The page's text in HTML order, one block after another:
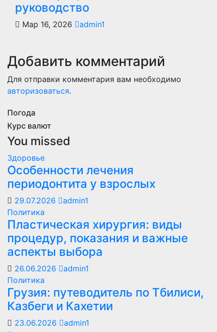
руководство
Мар 16, 2026 admin1
Добавить комментарий
Для отправки комментария вам необходимо
авторизоваться.
Погода
Курс валют
You missed
Здоровье
Особенности лечения
периодонтита у взрослых
29.07.2026
admin1
Политика
Пластическая хирургия: виды
процедур, показания и важные
аспекты выбора
26.06.2026
admin1
Политика
Грузия: путеводитель по Тбилиси,
Казбеги и Кахетии
23.06.2026
admin1